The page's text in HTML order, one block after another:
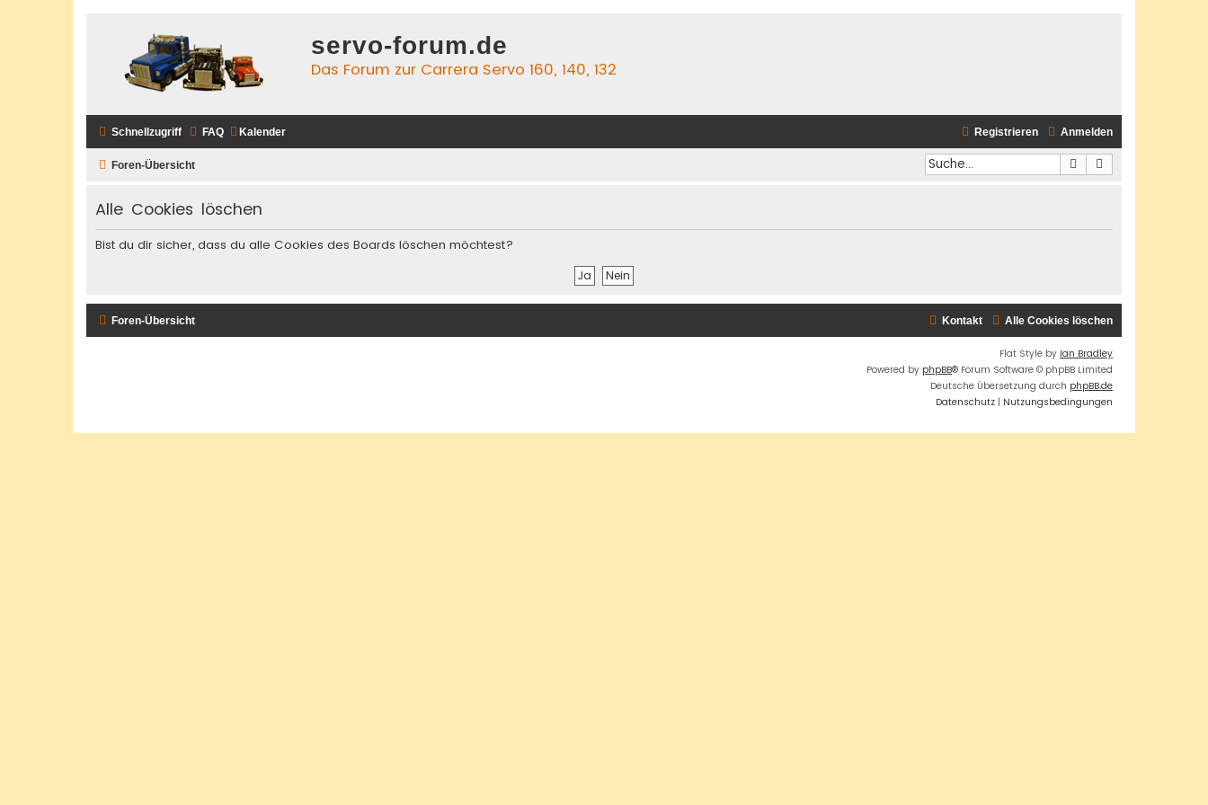
servo-forum.de
Das Forum zur Carrera Servo 160, 140, 132
Schnellzugriff FAQ Kalender Anmelden
Registrieren
Foren-Übersicht Suche
Alle Cookies löschen
Bist du dir sicher, dass du alle Cookies des Boards löschen möchtest?
Foren-Übersicht Alle Cookies löschen
Kontakt
Flat Style by Ian Bradley
Powered by phpBB® Forum Software © phpBB Limited
Deutsche Übersetzung durch phpBB.de
Datenschutz | Nutzungsbedingungen